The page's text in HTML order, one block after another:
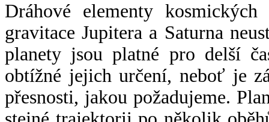
Dráhové elementy
gravitace Jupitera a Saturna
planety jsou platné pro delší
obtížné jejich určení, neboť je
přesnosti, jakou požadujeme.